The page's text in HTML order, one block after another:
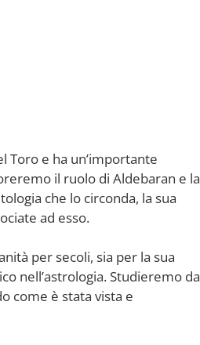
Toro e ha un’importante
il ruolo di Aldebaran e la
che lo circonda, la sua
ad esso.
per secoli, sia per la sua
nell’astrologia. Studieremo da
come è stata vista e